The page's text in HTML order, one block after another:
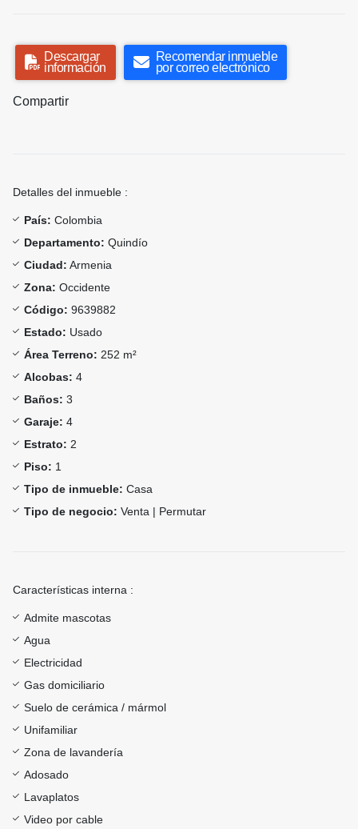
Descargar
información
Recomendar inmueble
por correo electrónico
Compartir
Detalles del inmueble :
País: Colombia
Departamento: Quindío
Ciudad: Armenia
Zona: Occidente
Código: 9639882
Estado: Usado
Área Terreno: 252 m²
Alcobas: 4
Baños: 3
Garaje: 4
Estrato: 2
Piso: 1
Tipo de inmueble: Casa
Tipo de negocio: Venta | Permutar
Características interna :
Admite mascotas
Agua
Electricidad
Gas domiciliario
Suelo de cerámica / mármol
Unifamiliar
Zona de lavandería
Adosado
Lavaplatos
Video por cable